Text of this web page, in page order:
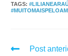
TAGS:
Post